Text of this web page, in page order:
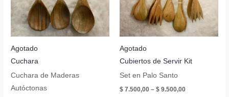
Agotado
Cuchara
Cuchara de Maderas
Autóctonas
Agotado
Cubiertos de Servir Kit
Set en Palo Santo
$ 7.500,00 – $ 9.500,00